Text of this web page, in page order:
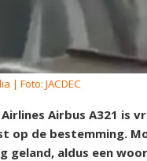
| Foto: JACDEC
Airlines Airbus A321
op de bestemming.
geland, aldus een